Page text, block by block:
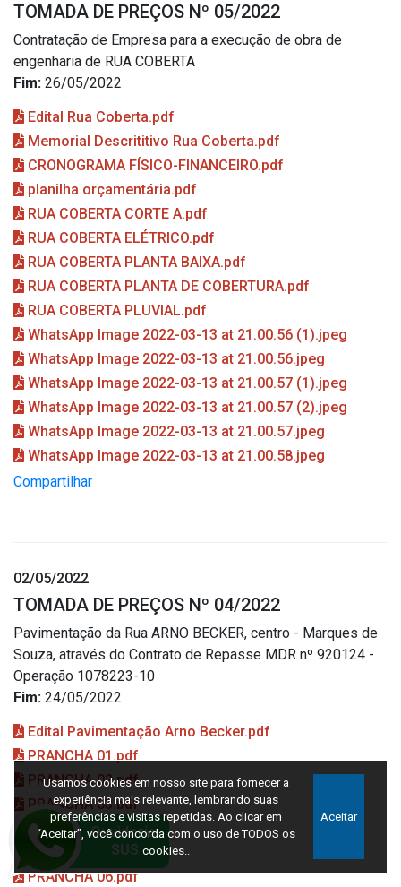
TOMADA DE PREÇOS Nº 05/2022
Contratação de Empresa para a execução de obra de
engenharia de RUA COBERTA
Fim: 26/05/2022
Edital Rua Coberta.pdf
Memorial Descrititivo Rua Coberta.pdf
CRONOGRAMA FÍSICO-FINANCEIRO.pdf
planilha orçamentária.pdf
RUA COBERTA CORTE A.pdf
RUA COBERTA ELÉTRICO.pdf
RUA COBERTA PLANTA BAIXA.pdf
RUA COBERTA PLANTA DE COBERTURA.pdf
RUA COBERTA PLUVIAL.pdf
WhatsApp Image 2022-03-13 at 21.00.56 (1).jpeg
WhatsApp Image 2022-03-13 at 21.00.56.jpeg
WhatsApp Image 2022-03-13 at 21.00.57 (1).jpeg
WhatsApp Image 2022-03-13 at 21.00.57 (2).jpeg
WhatsApp Image 2022-03-13 at 21.00.57.jpeg
WhatsApp Image 2022-03-13 at 21.00.58.jpeg
Compartilhar
02/05/2022
TOMADA DE PREÇOS Nº 04/2022
Pavimentação da Rua ARNO BECKER, centro - Marques de
Souza, através do Contrato de Repasse MDR nº 920124 -
Operação 1078223-10
Fim: 24/05/2022
Edital Pavimentação Arno Becker.pdf
PRANCHA 01.pdf
PRANCHA 02.pdf
PRANCHA 03.pdf
PRANCHA 04.pdf
PRANCHA 05.pdf
PRANCHA 06.pdf
Usamos cookies em nosso site para fornecer a
experiência mais relevante, lembrando suas
preferências e visitas repetidas. Ao clicar em
“Aceitar”, você concorda com o uso de TODOS os
cookies..
Aceitar